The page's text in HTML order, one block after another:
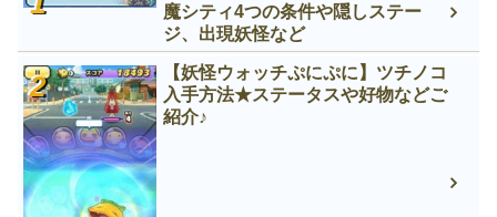
魔シティ4つの条件や隠しステー
ジ、出現妖怪など
【妖怪ウォッチぷにぷに】ツチノコ
入手方法★ステータスや好物などご
紹介♪